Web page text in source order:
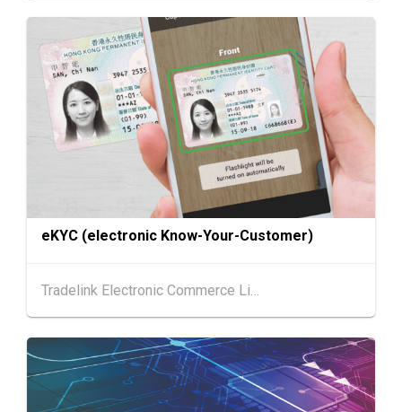
25-27
AUG
中国内地
25.08.2026 - 27.08.2026
中国国际纺织⾯料及辅料（秋冬）博览会 (202
6年8月25至27日)
26
AUG
香港
26.08.2026
「中小企资援组」网络研讨会系列︰AI「资」
持・中小企出海攻略 -【一人公司×AI】资助驱
动触达全球
01.09.2026 - 05.09.2026
SEP
香港贸发局香港钟表展 2026 (香港会议展览中
SEP
香港
02.09.2026 - 05.09.2026
香港国际时尚汇展 2026 (香港会议展览中心)
eKYC (electronic Know-Your-Customer)